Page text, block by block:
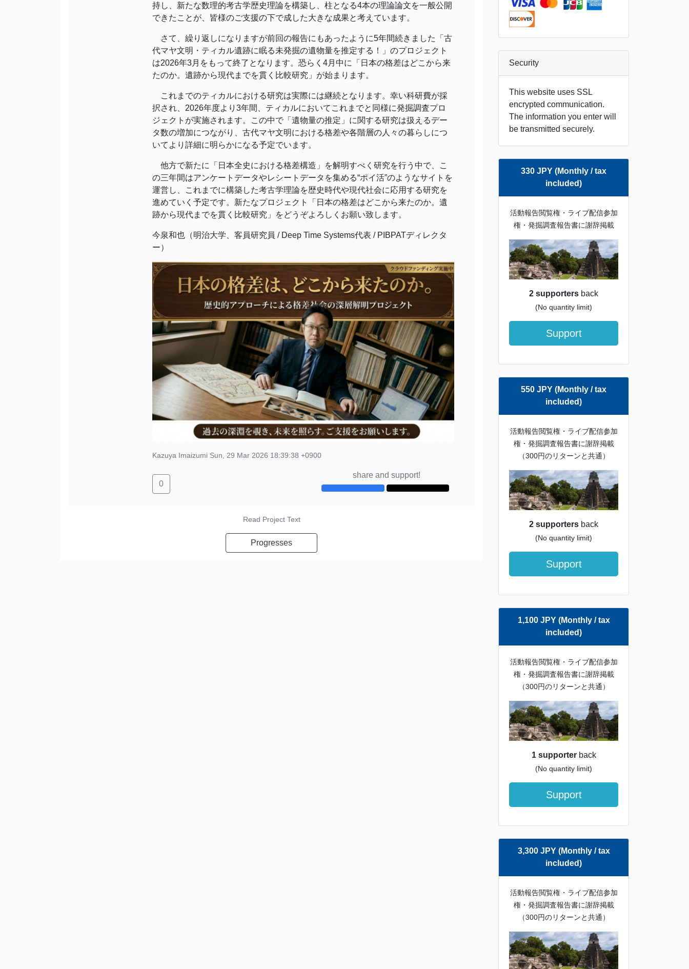
持し、新たな数理的考古学歴史理論を構築し、柱となる4本の理論論文を一般公開
できたことが、皆様のご支援の下で成した大きな成果と考えています。
さて、繰り返しになりますが前回の報告にもあったように5年間続きました「古
代マヤ文明・ティカル遺跡に眠る未発掘の遺物量を推定する！」のプロジェクト
は2026年3月をもって終了となります。恐らく4月中に「日本の格差はどこから来
たのか。遺跡から現代までを貫く比較研究」が始まります。
これまでのティカルにおける研究は実際には継続となります。幸い科研費が採
択され、2026年度より3年間、ティカルにおいてこれまでと同様に発掘調査プロ
ジェクトが実施されます。この中で「遺物量の推定」に関する研究は扱えるデー
タ数の増加につながり、古代マヤ文明における格差や各階層の人々の暮らしにつ
いてより詳細に明らかになる予定でいます。
他方で新たに「日本全史における格差構造」を解明すべく研究を行う中で、こ
の三年間はアンケートデータやレシートデータを集める“ポイ活”のようなサイトを
運営し、これまでに構築した考古学理論を歴史時代や現代社会に応用する研究を
進めていく予定です。新たなプロジェクト「日本の格差はどこから来たのか。遺
跡から現代までを貫く比較研究」をどうぞよろしくお願い致します。
今泉和也（明治大学、客員研究員 / Deep Time Systems代表 / PIBPATディレクタ
ー）
Kazuya Imaizumi Sun, 29 Mar 2026 18:39:38 +0900
0
share and support!
Read Project Text
Progresses
Security
This website uses SSL
encrypted communication.
The information you enter will
be transmitted securely.
330 JPY (Monthly / tax
included)
活動報告閲覧権・ライブ配信参加
権・発掘調査報告書に謝辞掲載
2 supporters back
(No quantity limit)
Support
550 JPY (Monthly / tax
included)
活動報告閲覧権・ライブ配信参加
権・発掘調査報告書に謝辞掲載
（300円のリターンと共通）
2 supporters back
(No quantity limit)
Support
1,100 JPY (Monthly / tax
included)
活動報告閲覧権・ライブ配信参加
権・発掘調査報告書に謝辞掲載
（300円のリターンと共通）
1 supporterback
(No quantity limit)
Support
3,300 JPY (Monthly / tax
included)
活動報告閲覧権・ライブ配信参加
権・発掘調査報告書に謝辞掲載
（300円のリターンと共通）